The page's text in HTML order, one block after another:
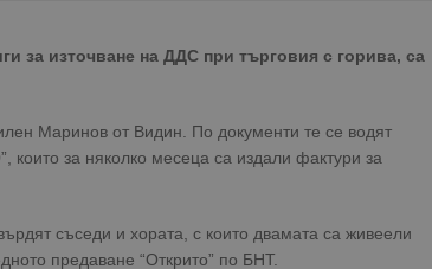
за източване на ДДС при търговия с горива, са
Маринов от Видин. По документи те се водят
които за няколко месеца са издали фактури за
съседи и хората, с които двамата са живеели
предаване “Открито” по БНТ.